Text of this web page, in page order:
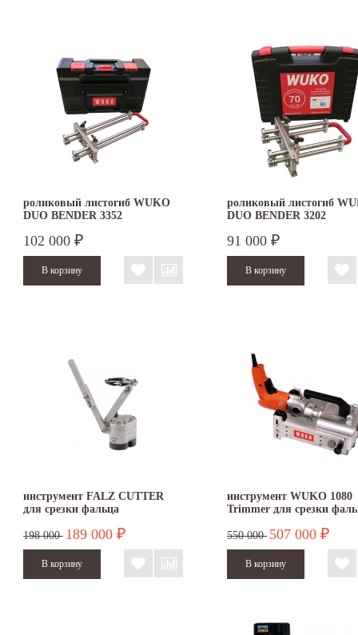
роликовый листогиб WUKO
DUO BENDER 3352
102 000 ₽
роликовый листогиб
DUO BENDER 3202
91 000 ₽
инструмент FALZ CUTTER
для срезки фальца
198 000 189 000 ₽
инструмент WUKO 1080
Trimmer для срезки
550 000 507 000 ₽